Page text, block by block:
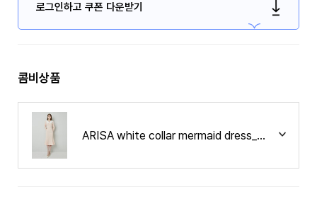
로그인하고 쿠폰 다운받기
콤비상품
ARISA white collar mermaid dress_Light pink